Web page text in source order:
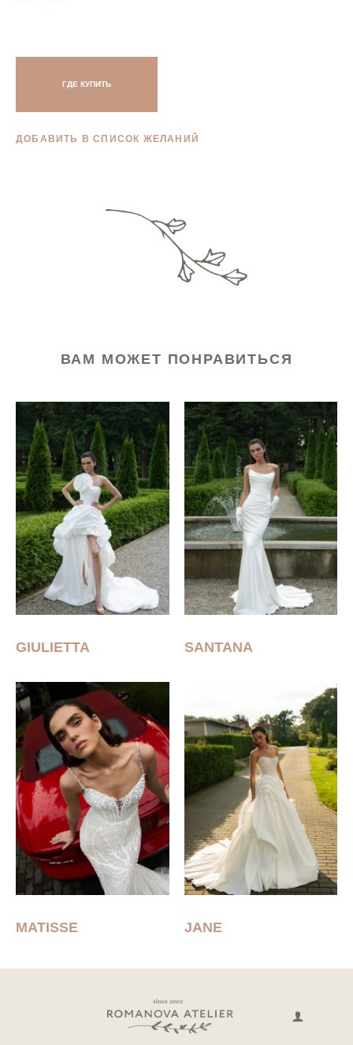
ГДЕ КУПИТЬ
ДОБАВИТЬ В СПИСОК ЖЕЛАНИЙ
ВАМ МОЖЕТ ПОНРАВИТЬСЯ
GIULIETTA SANTANA
MATISSE JANE